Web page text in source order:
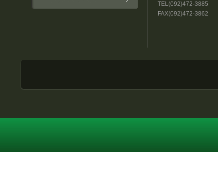
TEL(092)472-3885
FAX(092)472-3862